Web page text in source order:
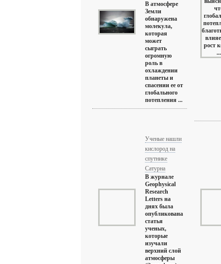
В атмосфере
Земли
обнаружена
молекула,
которая
может
сыграть
огромную
роль в
охлаждении
планеты и
спасении ее от
глобального
потепления ...
Ученые нашли
кислород на
спутнике
Сатурна
В журнале
Geophysical
Research
Letters на
днях была
опубликована
статья
ученых,
которые
изучали
верхний слой
атмосферы